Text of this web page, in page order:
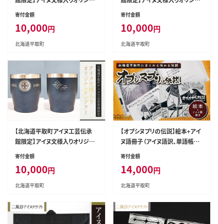
ルタンブラー【NO.13】 BRTA01
寄付金額
10,000円
北海道平取町
ルタンブラー【NO.15】 BRTA01
寄付金額
10,000円
北海道平取町
【北海道平取町アイヌ工芸伝承
館限定】アイヌ文様入りオリジナ
ルタンブラー【NO.16】 BRTA01
寄付金額
10,000円
北海道平取町
【オプシヌプリの伝説】絵本+アイ
ヌ語冊子（アイヌ語訳、単語帳付
き） BRTE001
寄付金額
14,000円
北海道平取町